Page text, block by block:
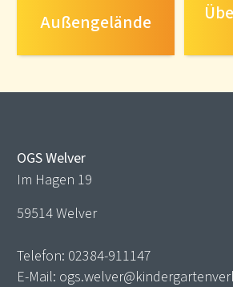
Außengelände
OGS Welver
Im Hagen 19
59514 Welver
Telefon: 02384-911147
E-Mail: